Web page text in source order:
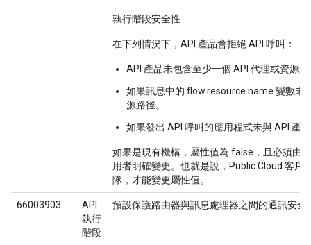
執行階段安全性
在下列情況下，API 產品會拒絕 API 呼叫：
API 產品未包含至少一個 API 代理或資源
如果訊息中的 flow.resource.name 變數未
源路徑。
如果發出 API 呼叫的應用程式未與 API 產
如果是現有機構，屬性值為 false，且必須由
用者明確變更。也就是說，Public Cloud 客戶
隊，才能變更屬性值。
66003903
API
執行
階段
預設保護路由器與訊息處理器之間的通訊安全